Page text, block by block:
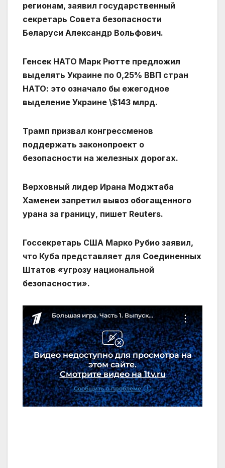
регионам, заявил государственный
секретарь Совета безопасности
Беларуси Александр Вольфович.
Генсек НАТО Марк Рютте предложил
выделять Украине по 0,25% ВВП стран
НАТО: это означало бы ежегодное
выделение Украине \$143 млрд.
Трамп призвал конгрессменов
поддержать законопроект о
безопасности на железных дорогах.
Верховный лидер Ирана Моджтаба
Хаменеи запретил вывоз обогащенного
урана за границу, пишет Reuters.
Госсекретарь США Марко Рубио заявил,
что Куба представляет для Соединенных
Штатов «угрозу национальной
безопасности».